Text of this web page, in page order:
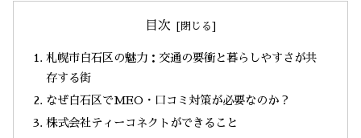
目次
札幌市白石区の魅力：交通の要衝と暮らしやすさが共
存する街
なぜ白石区でMEO・口コミ対策が必要なのか？
株式会社ティーコネクトができること